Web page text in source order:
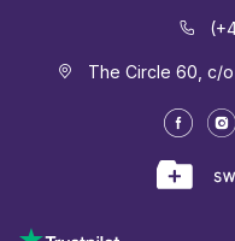
The Circle 60, c/